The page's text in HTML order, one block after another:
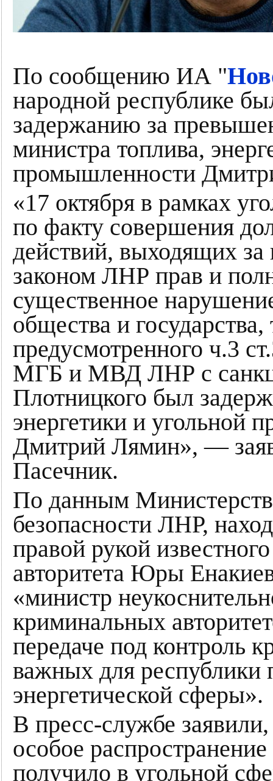
По сообщению ИА "
народной республике
задержанию за
министра топлива,
промышленности
«17 октября в рамках
по факту совершения
действий, выходящих
законом ЛНР прав и
существенное
общества и
предусмотренного ч.3
МГБ и МВД ЛНР с
Плотницкого был
энергетики и
Дмитрий Лямин», —
Пасечник.
По данным
безопасности ЛНР,
правой рукой
авторитета Юры
«министр
криминальных
передаче под контроль
важных для республики
энергетической сферы».
В пресс-службе
особое
получило в угольной